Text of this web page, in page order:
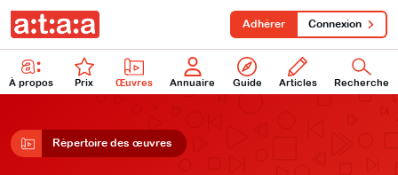
À propos Prix Œuvres Annuaire Guide Articles Recherche
Adhérer Connexion
Répertoire des œuvres